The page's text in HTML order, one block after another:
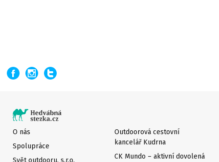
O nás
Spolupráce
Svět outdooru, s.r.o.
Outdoorová cestovní
kancelář Kudrna
CK Mundo – aktivní dovolená